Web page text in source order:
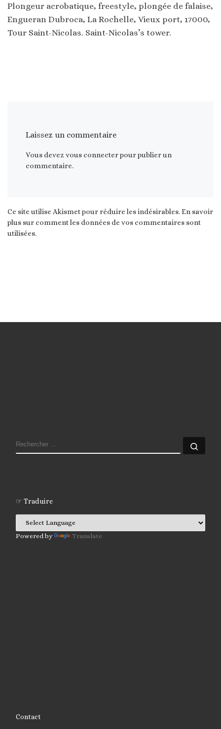
Plongeur acrobatique, freestyle, plongée de falaise,
Engueran Dubroca, La Rochelle, Vieux port, 17000,
Tour Saint-Nicolas. Saint-Nicolas’s tower.
Laissez un commentaire
Vous devez vous connecterpour publier un
commentaire.
Ce site utilise Akismet pour réduire les indésirables.En savoir
plus sur comment les données de vos commentaires sont
utilisées.
RECHERCHER
☞ Traduire
Powered by Translate
Contact